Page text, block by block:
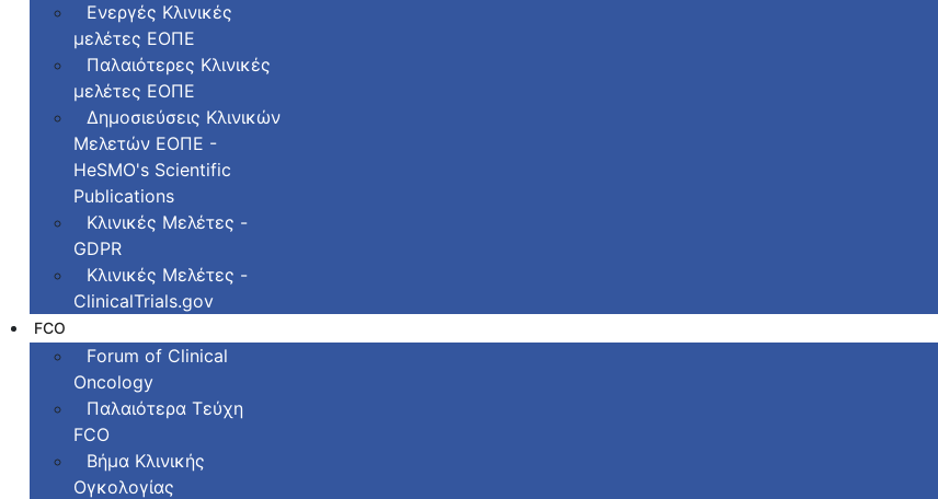
Ενεργές Κλινικές
μελέτες ΕΟΠΕ
Παλαιότερες Κλινικές
μελέτες ΕΟΠΕ
Δημοσιεύσεις Κλινικών
Μελετών ΕΟΠΕ -
HeSMO's Scientific
Publications
Κλινικές Μελέτες -
GDPR
Κλινικές Μελέτες -
ClinicalTrials.gov
FCO
Fοrum of Clinical
Oncology
Παλαιότερα Τεύχη
FCO
Βήμα Κλινικής
Ογκολογίας